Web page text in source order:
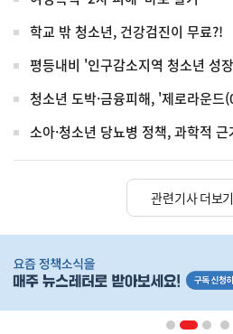
학교 밖 청소년, 건강검진이 무료?!
평등내비 '인구감소지역 청소년 성
청소년 도박·금융피해, '제로라운
소아·청소년 당뇨병 정책, 과학적
관련기사 더보기
단